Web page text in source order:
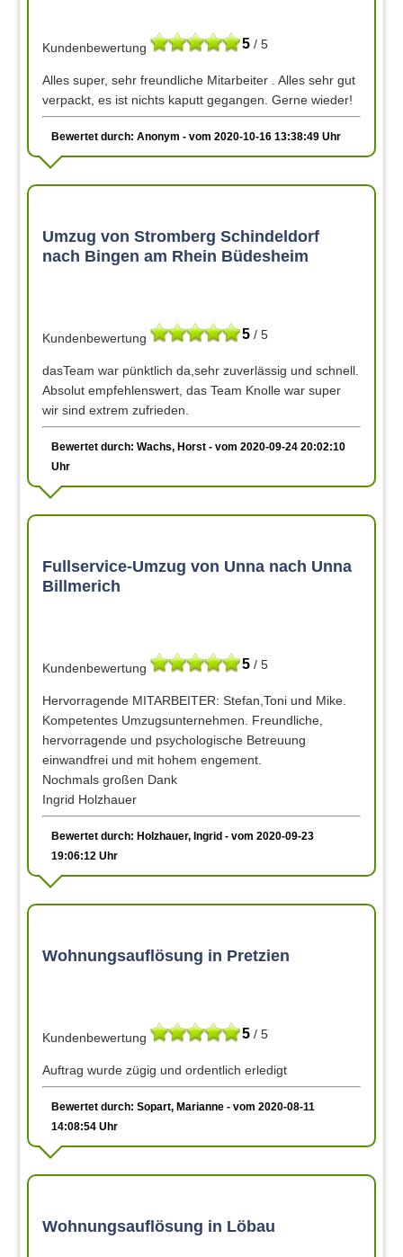
5 / 5
Kundenbewertung
Alles super, sehr freundliche Mitarbeiter . Alles sehr gut
verpackt, es ist nichts kaputt gegangen. Gerne wieder!
Bewertet durch: Anonym - vom 2020-10-16 13:38:49 Uhr
Umzug von Stromberg Schindeldorf
nach Bingen am Rhein Büdesheim
5 / 5
Kundenbewertung
dasTeam war pünktlich da,sehr zuverlässig und schnell.
Absolut empfehlenswert, das Team Knolle war super
wir sind extrem zufrieden.
Bewertet durch: Wachs, Horst - vom 2020-09-24 20:02:10
Uhr
Fullservice-Umzug von Unna nach Unna
Billmerich
5 / 5
Kundenbewertung
Hervorragende MITARBEITER: Stefan,Toni und Mike.
Kompetentes Umzugsunternehmen. Freundliche,
hervorragende und psychologische Betreuung
einwandfrei und mit hohem engement.
Nochmals großen Dank
Ingrid Holzhauer
Bewertet durch: Holzhauer, Ingrid - vom 2020-09-23
19:06:12 Uhr
Wohnungsauflösung in Pretzien
5 / 5
Kundenbewertung
Auftrag wurde zügig und ordentlich erledigt
Bewertet durch: Sopart, Marianne - vom 2020-08-11
14:08:54 Uhr
Wohnungsauflösung in Löbau